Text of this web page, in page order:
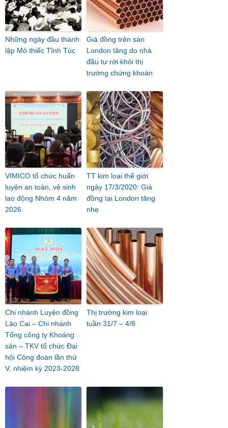
Những ngày đầu thành
lập Mỏ thiếc Tĩnh Túc
Giá đồng trên sàn
London tăng do nhà
đầu tư rời khỏi thị
trường chứng khoán
VIMICO tổ chức huấn
luyện an toàn, vệ sinh
lao động Nhóm 4 năm
2026
TT kim loại thế giới
ngày 17/3/2020: Giá
đồng tại London tăng
nhẹ
Chi nhánh Luyện đồng
Lào Cai – Chi nhánh
Tổng công ty Khoáng
sản – TKV tổ chức Đại
hội Công đoàn lần thứ
V, nhiệm kỳ 2023-2028
Thị trường kim loại
tuần 31/7 – 4/8